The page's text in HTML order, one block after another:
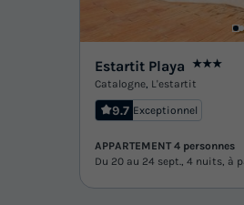
Estartit Playa
★★★
Catalogne, L'estartit
9.7 Exceptionnel
APPARTEMENT 4 personnes
Du 20 au 24 sept., 4 nuits, à